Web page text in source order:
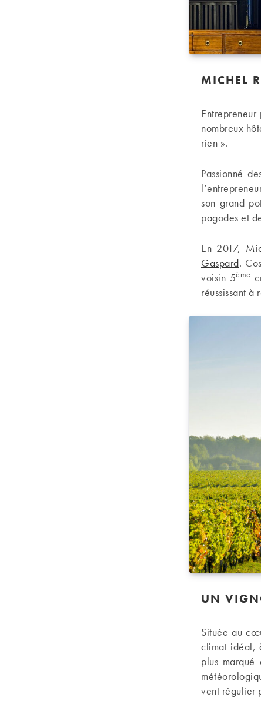
MICHEL
nombreux
rien ».
Passionné
son grand
pagodes et
En 2017,
Gaspard.
voisin 5ème
réussissant
UN
Située au
climat idéal,
plus
vent régulier